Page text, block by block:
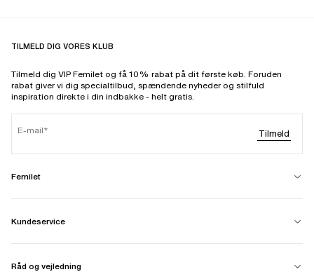
TILMELD DIG VORES KLUB
Tilmeld dig VIP Femilet og få 10% rabat på dit første køb. Foruden
rabat giver vi dig specialtilbud, spændende nyheder og stilfuld
inspiration direkte i din indbakke - helt gratis.
E-mail Tilmeld
Femilet
Kundeservice
Råd og vejledning